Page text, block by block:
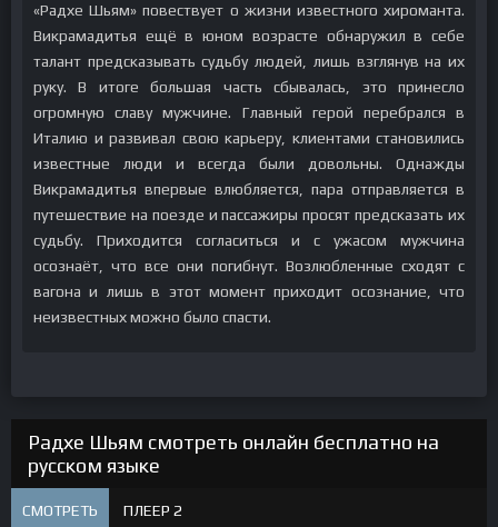
«Радхе Шьям» повествует о жизни известного хироманта.
Викрамадитья ещё в юном возрасте обнаружил в себе
талант предсказывать судьбу людей, лишь взглянув на их
руку. В итоге большая часть сбывалась, это принесло
огромную славу мужчине. Главный герой перебрался в
Италию и развивал свою карьеру, клиентами становились
известные люди и всегда были довольны. Однажды
Викрамадитья впервые влюбляется, пара отправляется в
путешествие на поезде и пассажиры просят предсказать их
судьбу. Приходится согласиться и с ужасом мужчина
осознаёт, что все они погибнут. Возлюбленные сходят с
вагона и лишь в этот момент приходит осознание, что
неизвестных можно было спасти.
Радхе Шьям смотреть онлайн бесплатно на
русском языке
СМОТРЕТЬ ПЛЕЕР 2